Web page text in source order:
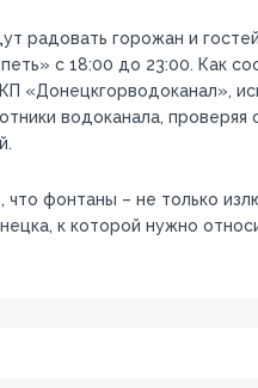
радовать горожан и
с 18:00 до 23:00. Как
«Донецкгорводоканал»,
водоканала, проверяя
фонтаны – не только
к которой нужно